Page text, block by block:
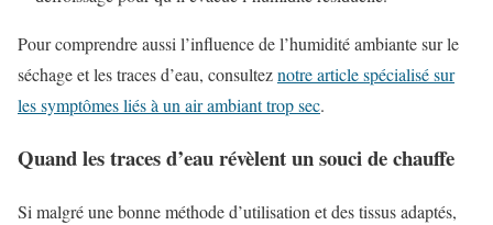
Pour comprendre aussi l’influence de l’humidité ambiante sur le
séchage et les traces d’eau, consulteznotre article spécialisé sur
les symptômes liés à un air ambiant trop sec.
Quand les traces d’eau révèlent un souci de chauffe
Si malgré une bonne méthode d’utilisation et des tissus adaptés,